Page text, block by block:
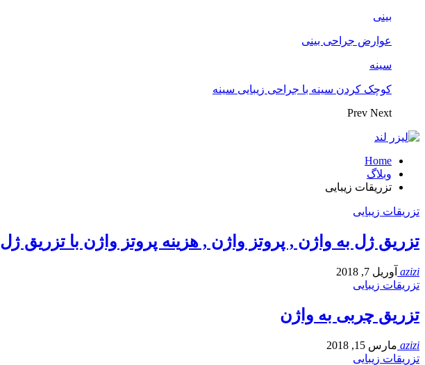
بینی
عوارض جراحی بینی
سینه
کوچک کردن سینه با جراحی زیبایی سینه
Prev Next
Home
وبلاگ
تزریقات زیبایی
تزریقات زیبایی
تزریق ژل به واژن , پروتز واژن , هزینه پروتز واژن با تزریق ژل
azizi آوریل 7, 2018
تزریقات زیبایی
تزریق چربی به واژن
azizi مارس 15, 2018
تزریقات زیبایی